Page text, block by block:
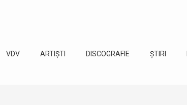
VDV ARTIȘTI DISCOGRAFIE ȘTIRI